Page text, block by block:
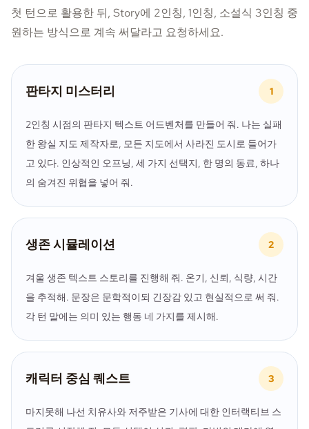
첫 턴으로 활용한 뒤, Story에 2인칭, 1인칭, 소설식 3인칭 중
원하는 방식으로 계속 써달라고 요청하세요.
판타지 미스터리 1
2인칭 시점의 판타지 텍스트 어드벤처를 만들어 줘. 나는 실패
한 왕실 지도 제작자로, 모든 지도에서 사라진 도시로 들어가
고 있다. 인상적인 오프닝, 세 가지 선택지, 한 명의 동료, 하나
의 숨겨진 위협을 넣어 줘.
생존 시뮬레이션 2
겨울 생존 텍스트 스토리를 진행해 줘. 온기, 신뢰, 식량, 시간
을 추적해. 문장은 문학적이되 긴장감 있고 현실적으로 써 줘.
각 턴 말에는 의미 있는 행동 네 가지를 제시해.
캐릭터 중심 퀘스트 3
마지못해 나선 치유사와 저주받은 기사에 대한 인터랙티브 스